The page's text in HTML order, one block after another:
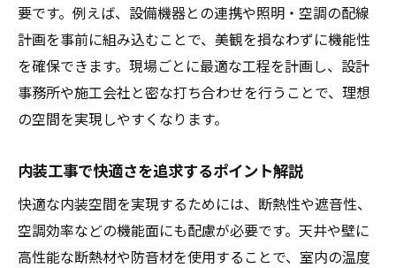
要です。例えば、設備機器との連携や照明・空調の配線
計画を事前に組み込むことで、美観を損なわずに機能性
を確保できます。現場ごとに最適な工程を計画し、設計
事務所や施工会社と密な打ち合わせを行うことで、理想
の空間を実現しやすくなります。
内装工事で快適さを追求するポイント解説
快適な内装空間を実現するためには、断熱性や遮音性、
空調効率などの機能面にも配慮が必要です。天井や壁に
高性能な断熱材や防音材を使用することで、室内の温度